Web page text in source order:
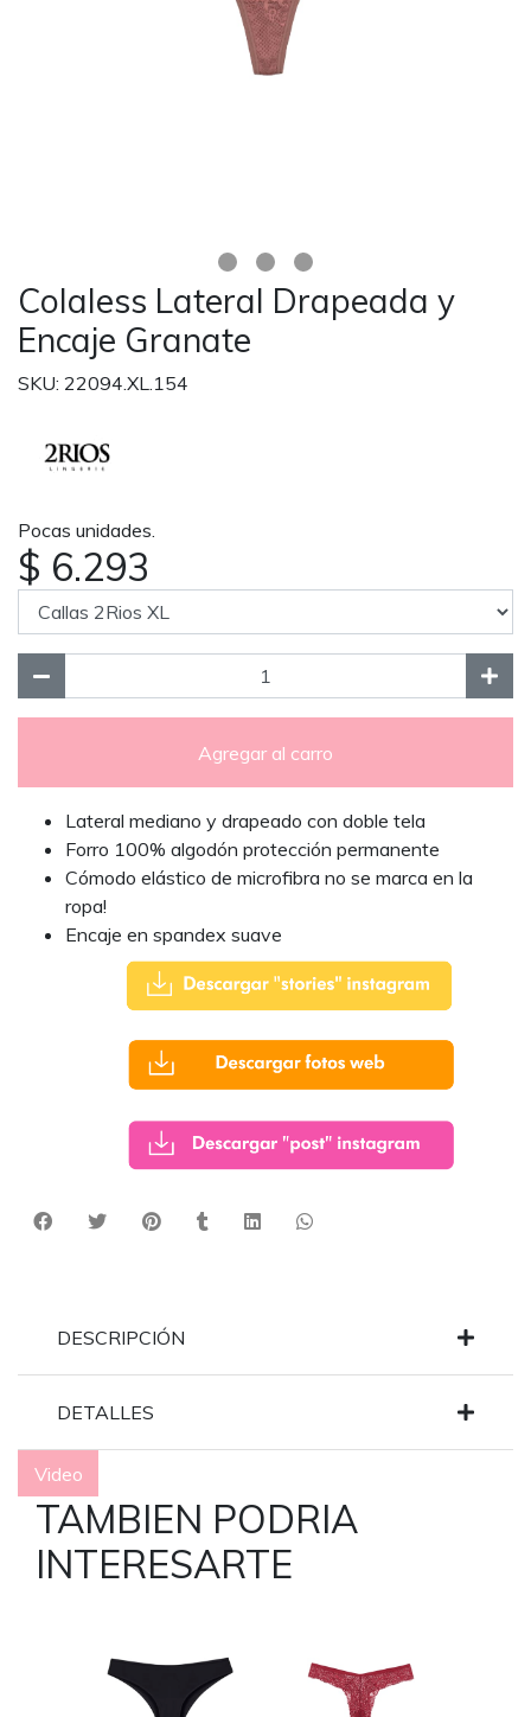
Colaless Lateral Drapeada y
Encaje Granate
SKU: 22094.XL.154
Pocas unidades.
$ 6.293
Agregar al carro
Lateral mediano y drapeado con doble tela
Forro 100% algodón protección permanente
Cómodo elástico de microfibra no se marca en la
ropa!
Encaje en spandex suave
DESCRIPCIÓN
DETALLES
Video
TAMBIEN PODRIA
INTERESARTE